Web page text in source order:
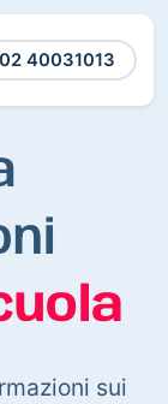
02 40031013
sui